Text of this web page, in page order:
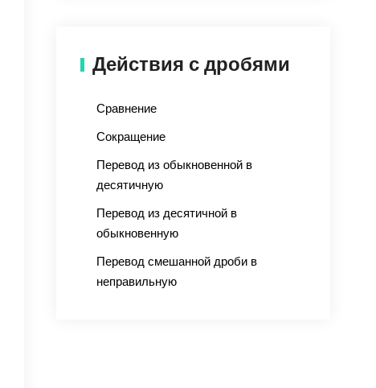
Действия с дробями
Сравнение
Сокращение
Перевод из обыкновенной в
десятичную
Перевод из десятичной в
обыкновенную
Перевод смешанной дроби в
неправильную